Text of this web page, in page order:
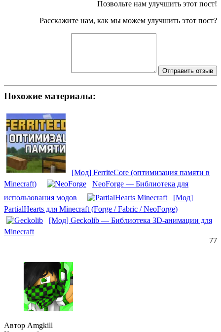
Позвольте нам улучшить этот пост!
Расскажите нам, как мы можем улучшить этот пост?
Отправить отзыв
Похожие материалы:
[Мод] FerriteCore (оптимизация памяти в
Minecraft)
NeoForge — Библиотека для
использования модов
[Мод]
PartialHearts для Minecraft (Forge / Fabric / NeoForge)
[Мод] Geckolib — Библиотека 3D-анимации для
Minecraft
77
Автор Amgkill